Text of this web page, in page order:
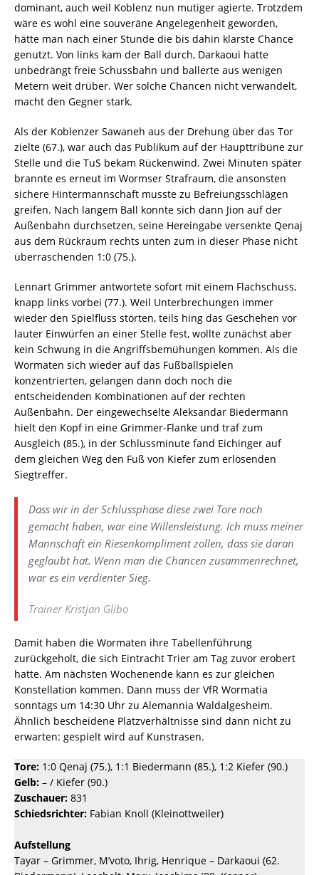
dominant, auch weil Koblenz nun mutiger agierte. Trotzdem
wäre es wohl eine souveräne Angelegenheit geworden,
hätte man nach einer Stunde die bis dahin klarste Chance
genutzt. Von links kam der Ball durch, Darkaoui hatte
unbedrängt freie Schussbahn und ballerte aus wenigen
Metern weit drüber. Wer solche Chancen nicht verwandelt,
macht den Gegner stark.
Als der Koblenzer Sawaneh aus der Drehung über das Tor
zielte (67.), war auch das Publikum auf der Haupttribüne zur
Stelle und die TuS bekam Rückenwind. Zwei Minuten später
brannte es erneut im Wormser Strafraum, die ansonsten
sichere Hintermannschaft musste zu Befreiungsschlägen
greifen. Nach langem Ball konnte sich dann Jion auf der
Außenbahn durchsetzen, seine Hereingabe versenkte Qenaj
aus dem Rückraum rechts unten zum in dieser Phase nicht
überraschenden 1:0 (75.).
Lennart Grimmer antwortete sofort mit einem Flachschuss,
knapp links vorbei (77.). Weil Unterbrechungen immer
wieder den Spielfluss störten, teils hing das Geschehen vor
lauter Einwürfen an einer Stelle fest, wollte zunächst aber
kein Schwung in die Angriffsbemühungen kommen. Als die
Wormaten sich wieder auf das Fußballspielen
konzentrierten, gelangen dann doch noch die
entscheidenden Kombinationen auf der rechten
Außenbahn. Der eingewechselte Aleksandar Biedermann
hielt den Kopf in eine Grimmer-Flanke und traf zum
Ausgleich (85.), in der Schlussminute fand Eichinger auf
dem gleichen Weg den Fuß von Kiefer zum erlösenden
Siegtreffer.
Dass wir in der Schlussphase diese zwei Tore noch
gemacht haben, war eine Willensleistung. Ich muss meiner
Mannschaft ein Riesenkompliment zollen, dass sie daran
geglaubt hat. Wenn man die Chancen zusammenrechnet,
war es ein verdienter Sieg.
Trainer Kristjan Glibo
Damit haben die Wormaten ihre Tabellenführung
zurückgeholt, die sich Eintracht Trier am Tag zuvor erobert
hatte. Am nächsten Wochenende kann es zur gleichen
Konstellation kommen. Dann muss der VfR Wormatia
sonntags um 14:30 Uhr zu Alemannia Waldalgesheim.
Ähnlich bescheidene Platzverhältnisse sind dann nicht zu
erwarten: gespielt wird auf Kunstrasen.
Tore: 1:0 Qenaj (75.), 1:1 Biedermann (85.), 1:2 Kiefer (90.)
Gelb: – / Kiefer (90.)
Zuschauer: 831
Schiedsrichter: Fabian Knoll (Kleinottweiler)
Aufstellung
Tayar – Grimmer, M’voto, Ihrig, Henrique – Darkaoui (62.